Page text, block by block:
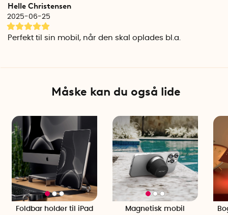
Helle Christensen
2025-06-25
Perfekt til sin mobil, når den skal oplades bl.a.
Måske kan du også lide
Foldbar holder til iPad
Magnetisk mobil